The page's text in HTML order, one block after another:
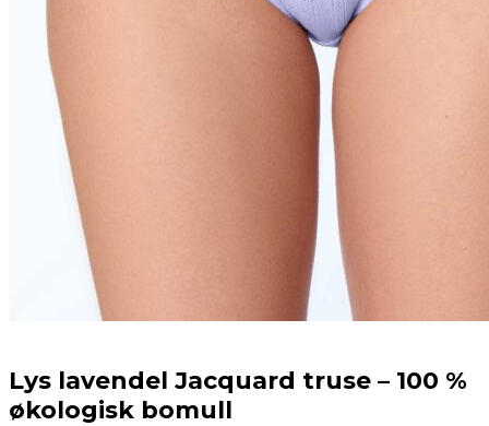
Lys lavendel Jacquard truse – 100 %
økologisk bomull